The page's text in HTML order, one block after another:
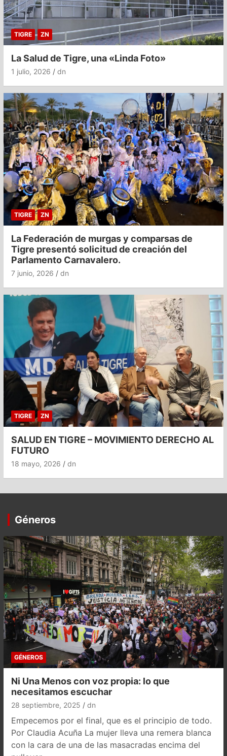
TIGRE ZN
La Salud de Tigre, una «Linda Foto»
1 julio, 2026 dn
TIGRE ZN
La Federación de murgas y comparsas de
Tigre presentó solicitud de creación del
Parlamento Carnavalero.
7 junio, 2026 dn
TIGRE ZN
SALUD EN TIGRE – MOVIMIENTO DERECHO AL
FUTURO
18 mayo, 2026 dn
Géneros
GÉNEROS
Ni Una Menos con voz propia: lo que
necesitamos escuchar
28 septiembre, 2025 dn
Empecemos por el final, que es el principio de todo.
Por Claudia Acuña La mujer lleva una remera blanca
con la cara de una de las masacradas encima del